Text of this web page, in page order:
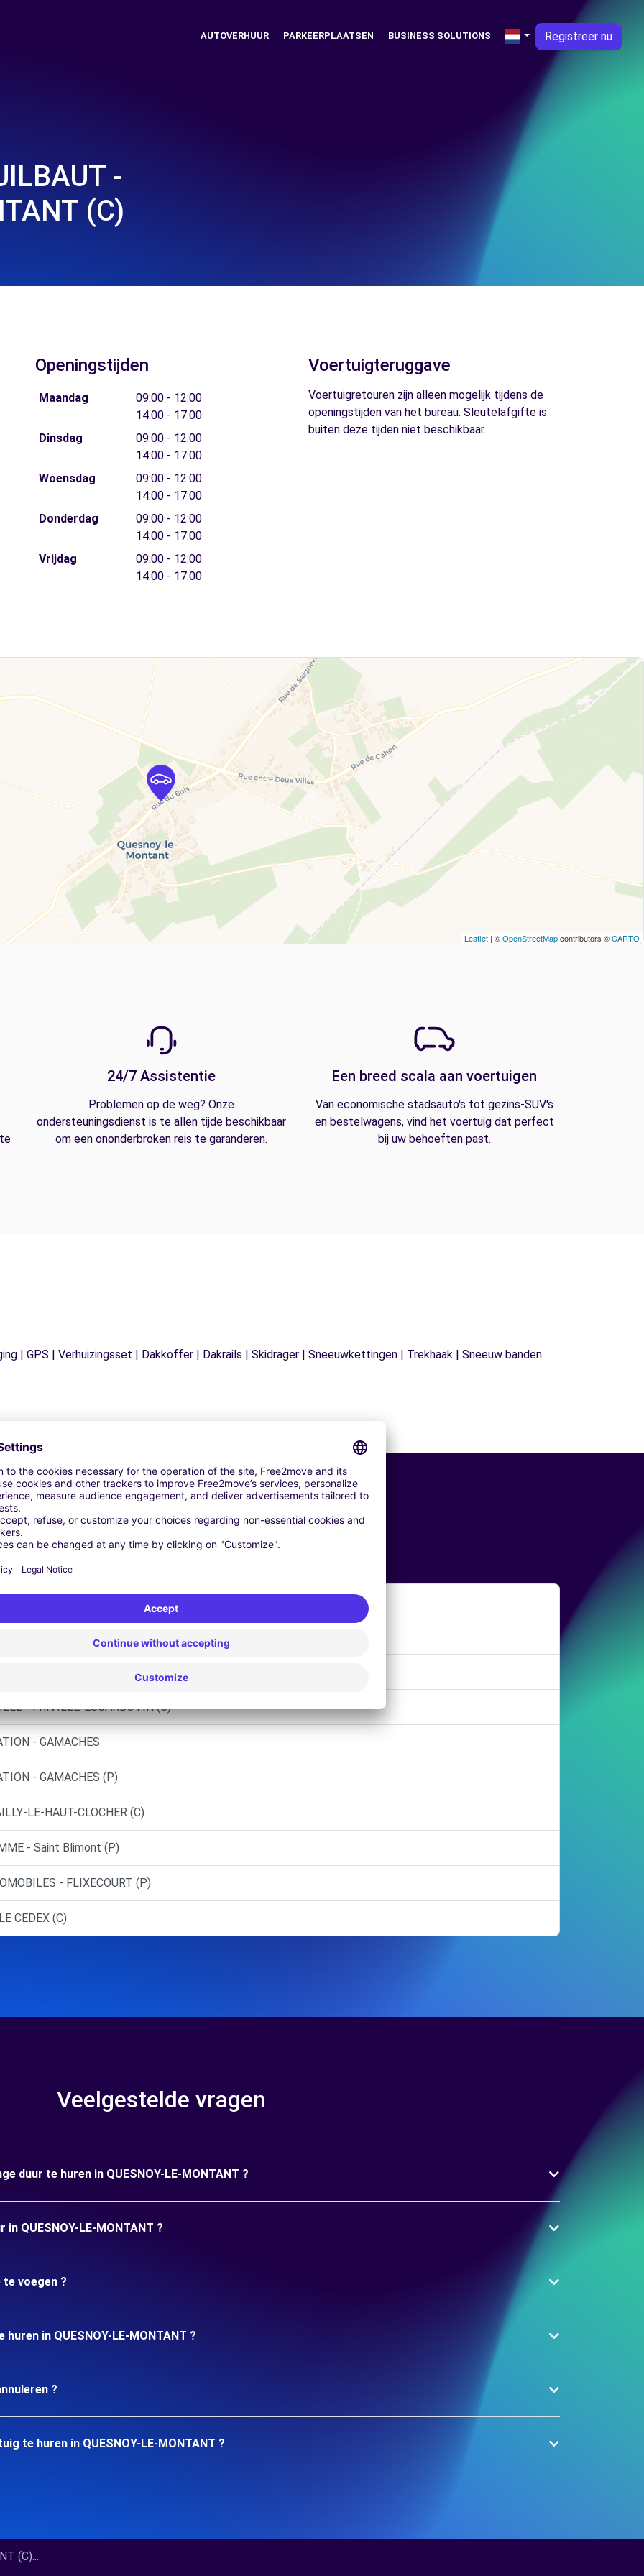
AUTOVERHUUR PARKEERPLAATSEN BUSINESS SOLUTIONS Registreer nu
-
(C)
Openingstijden
Maandag
09:00 - 12:00
14:00 - 17:00
Dinsdag
09:00 - 12:00
14:00 - 17:00
Woensdag
09:00 - 12:00
14:00 - 17:00
Donderdag
09:00 - 12:00
14:00 - 17:00
Vrijdag
09:00 - 12:00
14:00 - 17:00
Voertuigteruggave
Voertuigretouren zijn alleen mogelijk tijdens de
openingstijden van het bureau. Sleutelafgifte is
buiten deze tijden niet beschikbaar.
Leaflet | ©OpenStreetMapcontributors ©CARTO
24/7 Assistentie
Problemen op de weg? Onze
ondersteuningsdienst is te allen tijde beschikbaar
om een ononderbroken reis te garanderen.
Een breed scala aan voertuigen
Van economische stadsauto's tot gezins-SUV's
en bestelwagens, vind het voertuig dat perfect
bij uw behoeften past.
| GPS | Verhuizingsset | Dakkoffer | Dakrails | Skidrager | Sneeuwkettingen | Trekhaak | Sneeuw banden
Vergelijkbare Agentschappen
LACROIX AU BAILLY (P)
- FRIVILLE-ESCARBOTIN (C)
- GAMACHES
- GAMACHES (P)
LE-HAUT-CLOCHER (C)
- Saint Blimont (P)
- FLIXECOURT (P)
CEDEX (C)
Veelgestelde vragen
duur te huren in QUESNOY-LE-MONTANT ?
QUESNOY-LE-MONTANT ?
voegen ?
in QUESNOY-LE-MONTANT ?
?
te huren in QUESNOY-LE-MONTANT ?
(C)...